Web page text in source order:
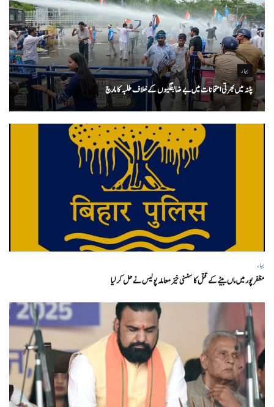
بہار
پٹنہ میں بھرتی امتحانات میں بے ضابطگیوں کے خلاف طلبہ کا مارچ
بہار
مظفر پور میں ماں بیٹے کے قتل کا سنسنی خیز معاملہ پولیس نے حل کر لیا